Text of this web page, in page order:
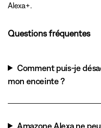
Alexa+.
Questions fréquentes
Comment puis-je
mon enceinte ?
Amazone Alexa ne